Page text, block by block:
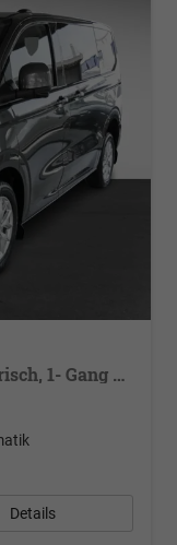
Style lang 160 kW BEV vollelektrisch, 1- Gang Automatik, 8 Sitze, Klimaautomatik 3 Zonen, dunkel eingefärbte Scheiben, Fahrerassistenzpaket Plus, Langer Radstand
Details